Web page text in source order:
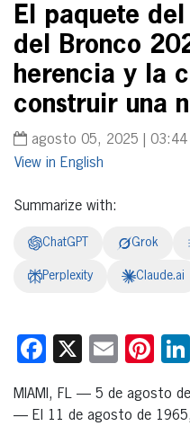
El paquete
del Bronco
herencia y la
construir una
agosto 05, 2025 | 03:44
English
Summarize with:
ChatGPT Grok
Perplexity Claude.ai
Facebook
X Email
MIAMI, FL — 5 de agosto
— El 11 de agosto de